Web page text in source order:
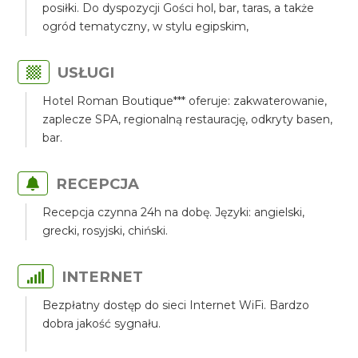
posiłki. Do dyspozycji Gości hol, bar, taras, a także
ogród tematyczny, w stylu egipskim,
USŁUGI
Hotel Roman Boutique*** oferuje: zakwaterowanie,
zaplecze SPA, regionalną restaurację, odkryty basen,
bar.
RECEPCJA
Recepcja czynna 24h na dobę. Języki: angielski,
grecki, rosyjski, chiński.
INTERNET
Bezpłatny dostęp do sieci Internet WiFi. Bardzo
dobra jakość sygnału.